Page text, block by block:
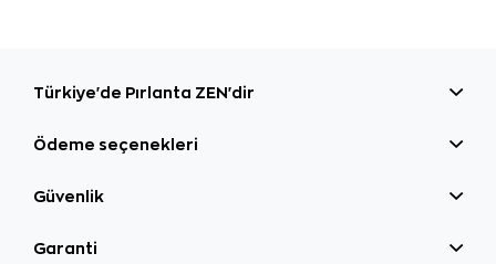
Türkiye'de Pırlanta ZEN'dir
Ödeme seçenekleri
Güvenlik
Garanti